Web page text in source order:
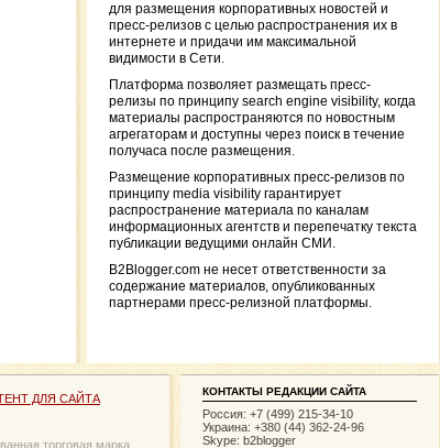
для размещения корпоративных новостей и
пресс-релизов с целью распространения их в
интернете и придачи им максимальной
видимости в Сети.
Платформа позволяет размещать пресс-
релизы по принципу search engine visibility, когда
материалы распространяются по новостным
агрегаторам и доступны через поиск в течение
получаса после размещения.
Размещение корпоративных пресс-релизов по
принципу media visibility гарантирует
распространение материала по каналам
информационных агентств и перепечатку текста
публикации ведущими онлайн СМИ.
B2Blogger.com не несет ответственности за
содержание материалов, опубликованных
партнерами пресс-релизной платформы.
ДЛЯ САЙТА
торговая марка.
КОНТАКТЫ РЕДАКЦИИ САЙТА
Россия: +7 (499) 215-34-10
Украина: +380 (44) 362-24-96
Skype: b2blogger